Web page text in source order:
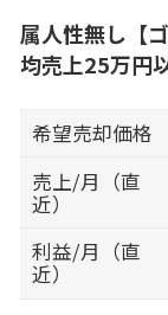
属人性無し【
均売上25万円
希望売却価格
売上/月（直
近）
利益/月（直
近）